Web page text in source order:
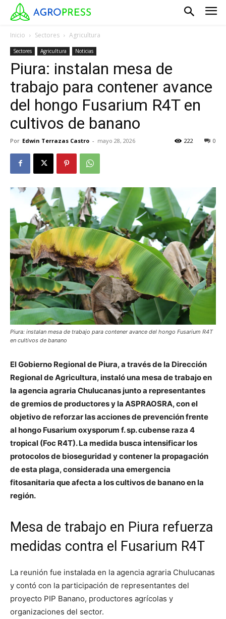
Inicio Sectores Agricultura
Sectores Agricultura Noticias
Piura: instalan mesa de
trabajo para contener avance
del hongo Fusarium R4T en
cultivos de banano
Por Edwin Terrazas Castro - mayo 28, 2026 0
222
Piura: instalan mesa de trabajo para contener avance del hongo Fusarium R4T
en cultivos de banano
El Gobierno Regional de Piura, a través de la Dirección
Regional de Agricultura, instaló una mesa de trabajo en
la agencia agraria Chulucanas junto a representantes
de gremios de productores y la ASPRAOSRA, con el
objetivo de reforzar las acciones de prevención frente
al hongo Fusarium oxysporum f. sp. cubense raza 4
tropical (Foc R4T). La medida busca intensificar los
protocolos de bioseguridad y contener la propagación
de esta plaga, considerada una emergencia
fitosanitaria que afecta a los cultivos de banano en la
región.
Mesa de trabajo en Piura refuerza
medidas contra el Fusarium R4T
La reunión fue instalada en la agencia agraria Chulucanas
y contó con la participación de representantes del
proyecto PIP Banano, productores agrícolas y
organizaciones del sector.